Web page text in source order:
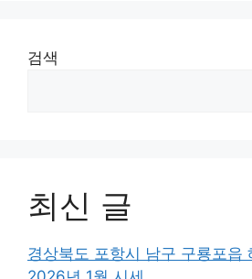
검색
최신 글
경상북도 포항시 남구 구룡포읍